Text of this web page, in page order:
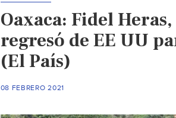
Oaxaca: Fidel
regresó de EE UU
(El País)
08 FEBRERO 2021